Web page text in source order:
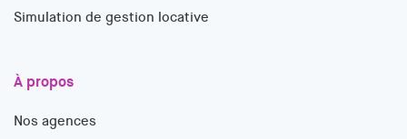
Simulation de gestion locative
À propos
Nos agences